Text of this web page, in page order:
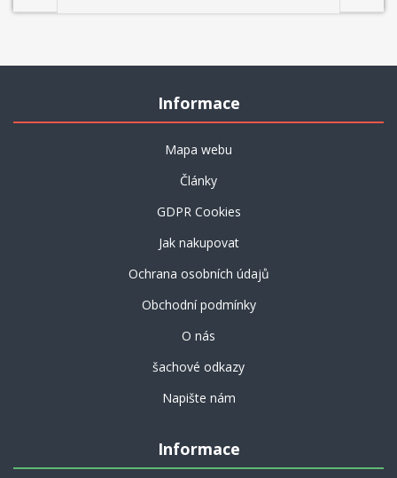
Informace
Mapa webu
Články
GDPR Cookies
Jak nakupovat
Ochrana osobních údajů
Obchodní podmínky
O nás
šachové odkazy
Napište nám
Informace